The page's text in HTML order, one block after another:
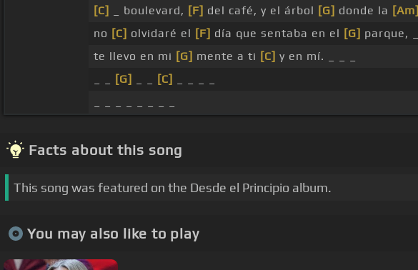
[C]
_ boulevard, [F] del café, y el árbol [G] donde la [Am]
no [C] olvidaré el [F] día que sentaba en el [G] parque, _
te llevo en mi [G] mente a ti [C] y en mí. _ _ _
[G] [C]
Facts about this song
This song was featured on the Desde el Principio album.
You may also like to play